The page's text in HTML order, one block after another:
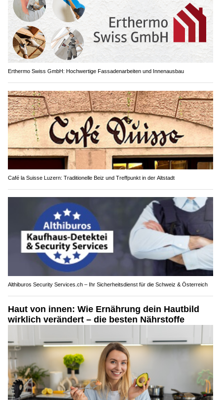
Erthermo Swiss GmbH: Hochwertige Fassadenarbeiten und Innenausbau
Café la Suisse Luzern: Traditionelle Beiz und Treffpunkt in der Altstadt
Althiburos Security Services.ch – Ihr Sicherheitsdienst für die Schweiz & Österreich
Haut von innen: Wie Ernährung dein Hautbild
wirklich verändert – die besten Nährstoffe